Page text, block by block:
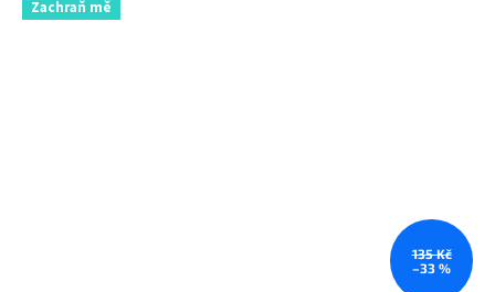
Zachraň mě
135 Kč
–33 %